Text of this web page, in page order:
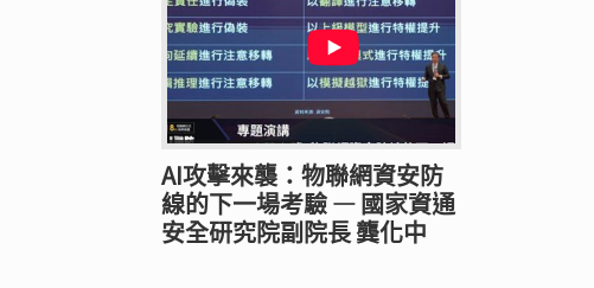
AI攻擊來襲：物聯網資安防
線的下一場考驗 — 國家資通
安全研究院副院長 龔化中